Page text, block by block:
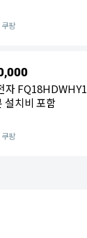
쿠팡
FQ18HDWHY1 스탠드 에어컨 18평
설치비 포함
쿠팡